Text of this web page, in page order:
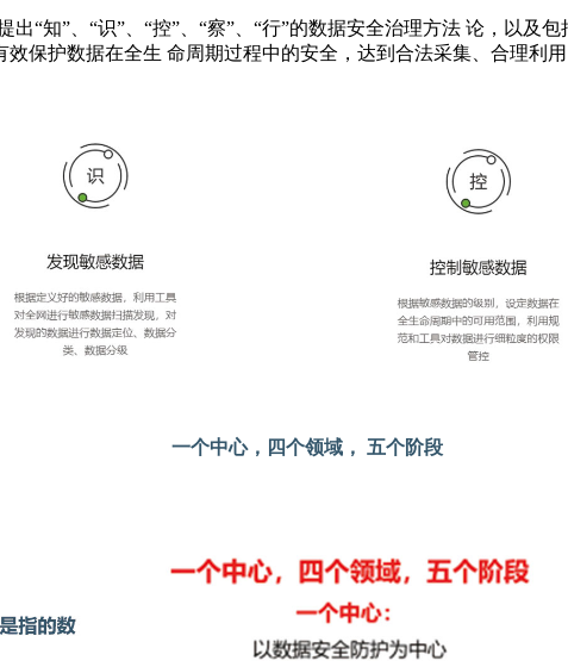
“知”、“识”、“控”、“察”、“行”的数据安全治理方法 论，以及
保护数据在全生 命周期过程中的安全，达到合法采集、合理利
一个中心，四个领域， 五个阶段